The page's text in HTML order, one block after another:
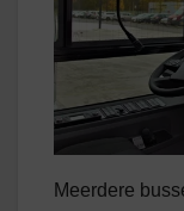
Meerdere